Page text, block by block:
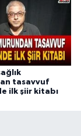
tasavvuf
ilk şiir kitabı